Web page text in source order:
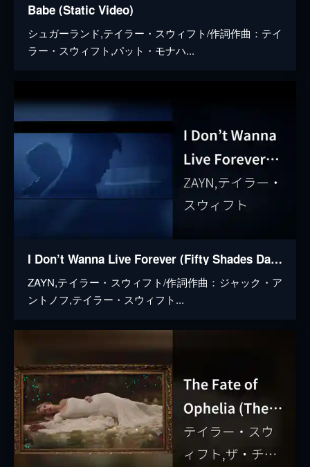
Babe (Static Video)
シュガーランド,テイラー・スウィフト/作詞作曲：テイ
ラー・スウィフト,パット・モナハ...
I Don’t Wanna Live Forever (Fifty Shades Darker)
ZAYN,テイラー・スウィフト/作詞作曲：ジャック・ア
ントノフ,テイラー・スウィフト...